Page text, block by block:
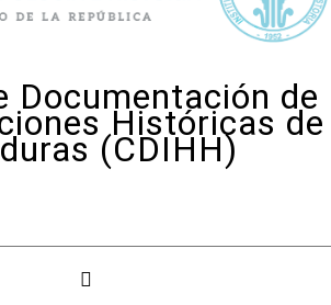
Documentación de
Históricas de
(CDIHH)